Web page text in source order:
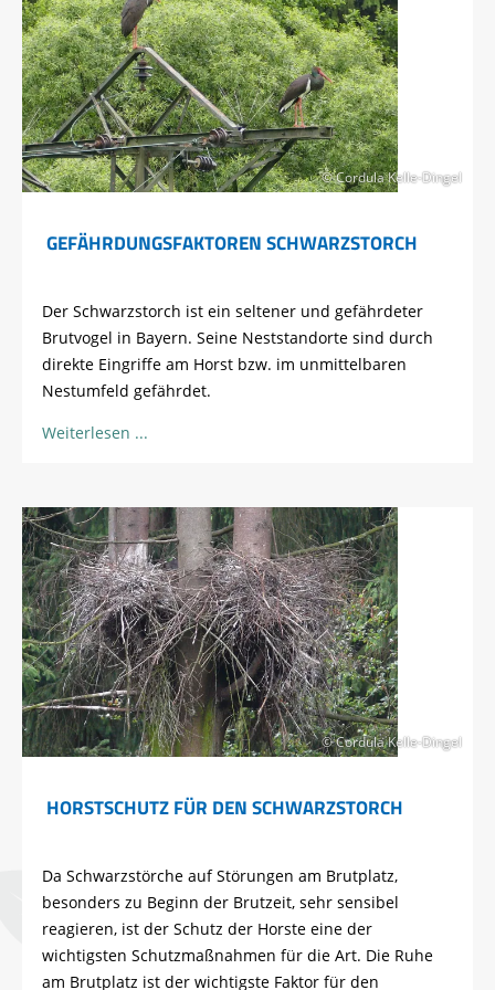
© Cordula Kelle-Dingel
GEFÄHRDUNGSFAKTOREN SCHWARZSTORCH
Der Schwarzstorch ist ein seltener und gefährdeter
Brutvogel in Bayern. Seine Neststandorte sind durch
direkte Eingriffe am Horst bzw. im unmittelbaren
Nestumfeld gefährdet.
Weiterlesen
© Cordula Kelle-Dingel
HORSTSCHUTZ FÜR DEN SCHWARZSTORCH
Da Schwarzstörche auf Störungen am Brutplatz,
besonders zu Beginn der Brutzeit, sehr sensibel
reagieren, ist der Schutz der Horste eine der
wichtigsten Schutzmaßnahmen für die Art. Die Ruhe
am Brutplatz ist der wichtigste Faktor für den